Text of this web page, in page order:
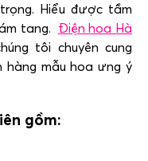
Hiểu được tầm
tang. Điện hoa Hà
tôi chuyên cung
hàng mẫu hoa ưng ý
gồm: